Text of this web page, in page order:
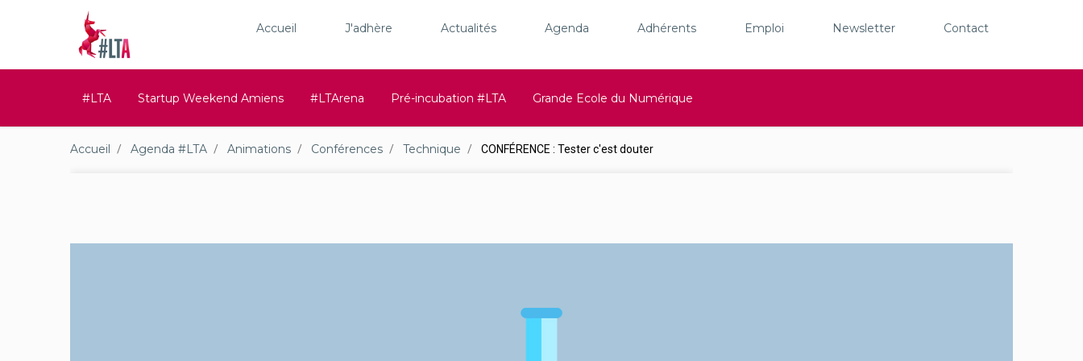
Accueil J'adhère Actualités Agenda Adhérents Emploi Newsletter Contact
#LTA Startup Weekend Amiens #LTArena Pré-incubation #LTA Grande Ecole du Numérique
Accueil Agenda #LTA Animations Conférences Technique CONFÉRENCE : Tester c'est douter